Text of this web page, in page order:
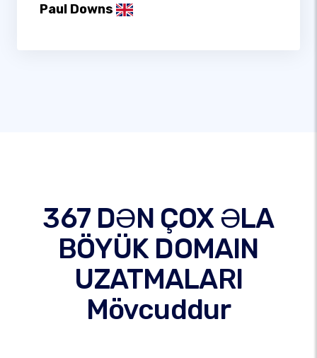
Paul Downs
367 DƏN ÇOX ƏLA
BÖYÜK DOMAIN
UZATMALARI
Mövcuddur